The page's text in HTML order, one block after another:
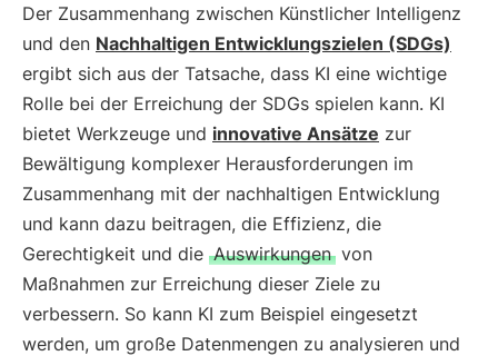
Der Zusammenhang zwischen Künstlicher Intelligenz
und den Nachhaltigen Entwicklungszielen (SDGs)
ergibt sich aus der Tatsache, dass KI eine wichtige
Rolle bei der Erreichung der SDGs spielen kann. KI
bietet Werkzeuge und innovative Ansätze zur
Bewältigung komplexer Herausforderungen im
Zusammenhang mit der nachhaltigen Entwicklung
und kann dazu beitragen, die Effizienz, die
Gerechtigkeit und die Auswirkungen von
Maßnahmen zur Erreichung dieser Ziele zu
verbessern. So kann KI zum Beispiel eingesetzt
werden, um große Datenmengen zu analysieren und